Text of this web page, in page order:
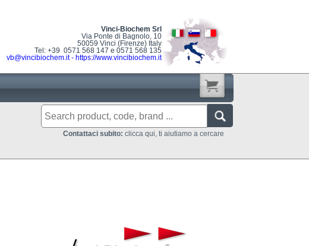
Vinci-Biochem Srl
Via Ponte di Bagnolo, 10
50059 Vinci (Firenze) Italy
Tel: +39 0571 568 147 e 0571 568 135
vb@vincibiochem.it- https://www.vincibiochem.it
Contattaci subito: clicca qui, ti aiutiamo a cercare